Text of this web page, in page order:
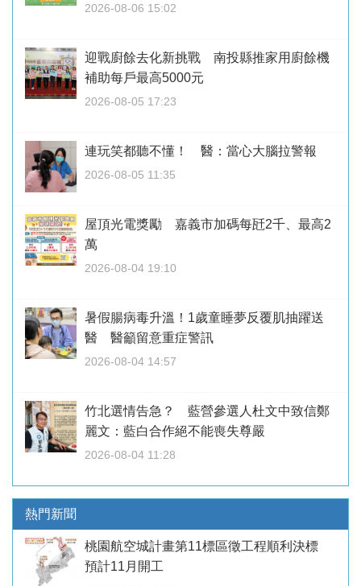
2026-08-06 15:02
迎戰廚餘去化新挑戰 南投縣推家用廚餘機
補助每戶最高5000元
2026-08-05 17:23
連玩笑都聽不懂！ 醫：當心大腦拉警報
2026-08-05 11:35
屋頂光電獎勵 嘉義市加碼每瓩2千、最高2
萬
2026-08-04 19:10
暑假腸病毒升溫！1歲童睡夢反覆肌抽躍送
醫 醫籲留意重症警訊
2026-08-04 14:57
竹北選情告急？ 藍營參選人杜文中致信鄭
麗文：藍白合作絕不能喪失尊嚴
2026-08-04 11:28
熱門新聞
桃園航空城計畫第11標區徵工程順利決標
預計11月開工